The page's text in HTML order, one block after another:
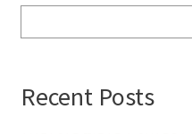
Recent Posts